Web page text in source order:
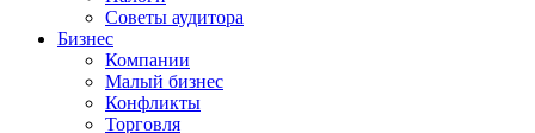
Советы аудитора
Бизнес
Компании
Малый бизнес
Конфликты
Торговля